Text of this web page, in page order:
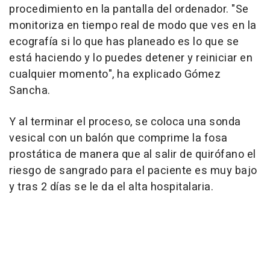
procedimiento en la pantalla del ordenador. "Se
monitoriza en tiempo real de modo que ves en la
ecografía si lo que has planeado es lo que se
está haciendo y lo puedes detener y reiniciar en
cualquier momento", ha explicado Gómez
Sancha.
Y al terminar el proceso, se coloca una sonda
vesical con un balón que comprime la fosa
prostática de manera que al salir de quirófano el
riesgo de sangrado para el paciente es muy bajo
y tras 2 días se le da el alta hospitalaria.